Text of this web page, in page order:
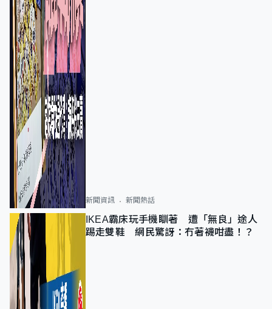
新聞資訊 新聞熱話
IKEA霸床玩手機瞓著 遭「無良」途人
踢走雙鞋 網民驚訝：冇著襪咁盡！？